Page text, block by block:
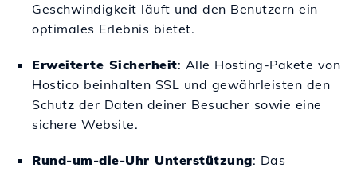
Geschwindigkeit läuft und den Benutzern ein
optimales Erlebnis bietet.
Erweiterte Sicherheit: Alle Hosting-Pakete von
Hostico beinhalten SSL und gewährleisten den
Schutz der Daten deiner Besucher sowie eine
sichere Website.
Rund-um-die-Uhr Unterstützung: Das